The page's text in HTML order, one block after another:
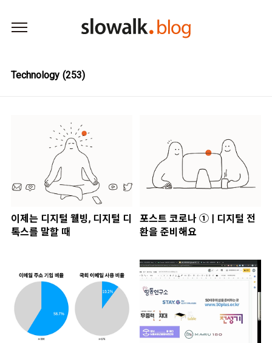
Technology (253)
이제는 디지털 웰빙, 디지털 디
톡스를 말할 때
포스트 코로나 ① | 디지털 전
환을 준비해요